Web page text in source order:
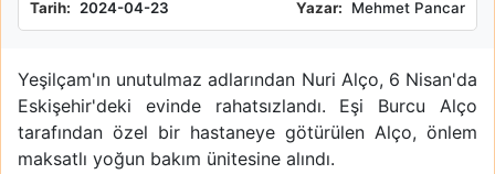
Tarih: 2024-04-23 Yazar: Mehmet Pancar
Yeşilçam'ın unutulmaz adlarından Nuri Alço, 6 Nisan'da
Eskişehir'deki evinde rahatsızlandı. Eşi Burcu Alço
tarafından özel bir hastaneye götürülen Alço, önlem
maksatlı yoğun bakım ünitesine alındı.